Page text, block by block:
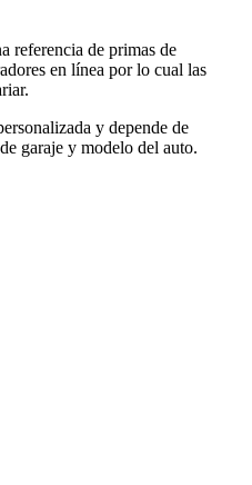
referencia de primas de
en línea por lo cual las
y depende de
garaje y modelo del auto.